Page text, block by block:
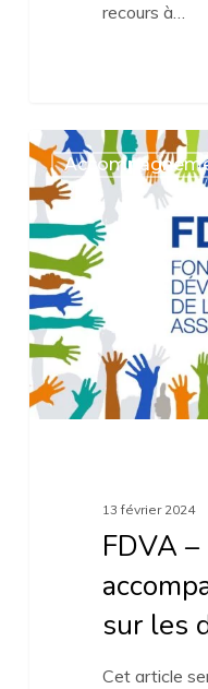
recours à…
FDVA
–
Les
accompagnements
sur
les
départements
13 février 2024
FDVA –
sur les
Cet article